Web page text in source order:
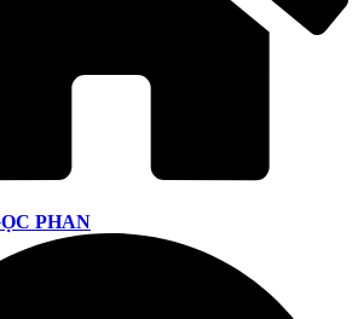
PHAN